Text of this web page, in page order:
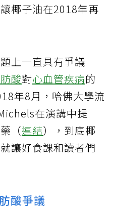
椰子油在2018年再
上一直具有爭議
酸對心血管疾病的
年8月，哈佛大學流
在演講中提
（連結），到底椰
讓好食課和讀者們
酸爭議